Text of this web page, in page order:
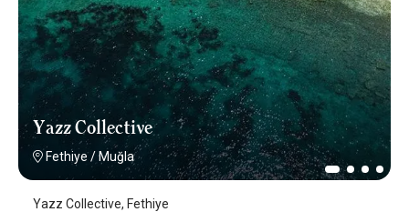
Yazz Collective
Fethiye /Muğla
Yazz Collective, Fethiye